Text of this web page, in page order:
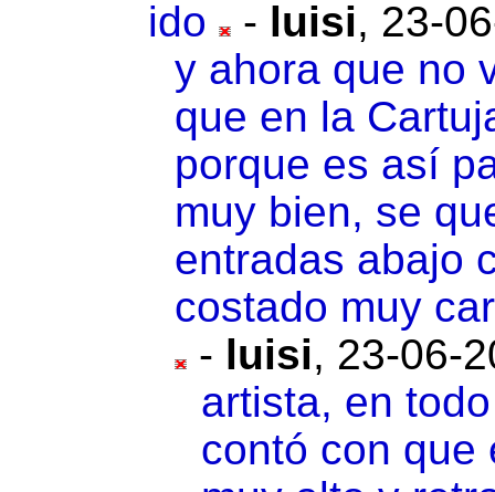
ido
- luisi, 23-
y ahora que no
que en la
porque es así
muy bien, se
entradas abajo
costado muy
- luisi, 23-06-
artista, en
contó con que